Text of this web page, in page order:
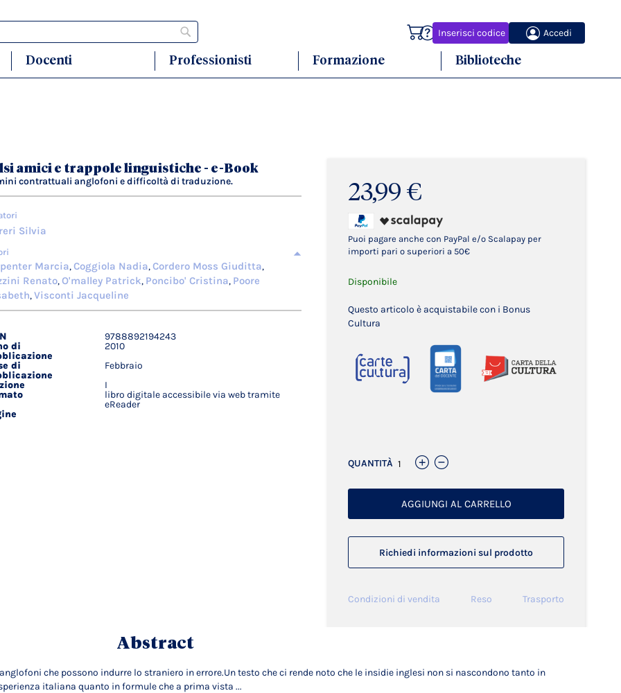
Inserisci codice Accedi
Carrello
Docenti Professionisti Formazione Biblioteche
23,99 €
Puoi pagare anche con PayPal e/o Scalapay per
importi pari o superiori a 50€
Disponibile
Questo articolo è acquistabile con i Bonus
Cultura
QUANTITÀ
AGGIUNGI AL CARRELLO
Richiedi informazioni sul prodotto
Condizioni di vendita Reso Trasporto
amici e trappole linguistiche - e-Book
contrattuali anglofoni e difficoltà di traduzione.
Silvia
Marcia,Coggiola Nadia,Cordero Moss Giuditta,
Renato,O'malley Patrick, Poncibo' Cristina, Poore
,Visconti Jacqueline
9788892194243
di
2010
di
Febbraio
I
libro digitale accessibile via web tramite
eReader
Abstract
che possono indurre lo straniero in errore.Un testo che ci rende noto che le insidie inglesi non si nascondono tanto in
italiana quanto in formule che a prima vista ...